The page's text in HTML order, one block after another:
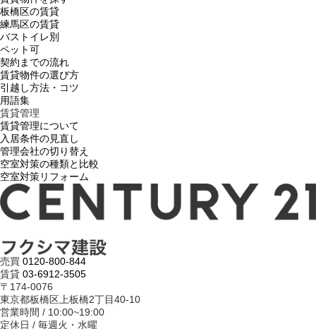
板橋区の賃貸
練馬区の賃貸
バストイレ別
ペット可
契約までの流れ
賃貸物件の選び方
引越し方法・コツ
用語集
賃貸管理
賃貸管理について
入居条件の見直し
管理会社の切り替え
空室対策の種類と比較
空室対策リフォーム
売買 0120-800-844
賃貸 03-6912-3505
〒174-0076
東京都板橋区上板橋2丁目40-10
営業時間 / 10:00~19:00
定休日 / 毎週火・水曜